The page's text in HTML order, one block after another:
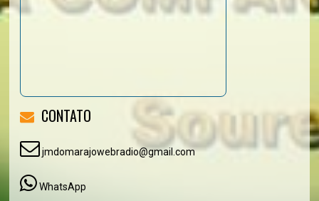
CONTATO
jmdomarajowebradio@gmail.com
WhatsApp